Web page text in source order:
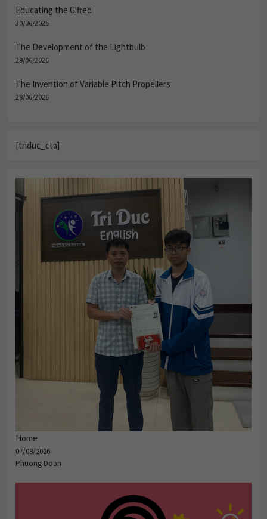
Educating the Gifted
30/06/2026
The Development of the Lightbulb
29/06/2026
The Invention of Variable Pitch Propellers
28/06/2026
[triduc_cta]
Home
07/03/2026
Phuong Doan